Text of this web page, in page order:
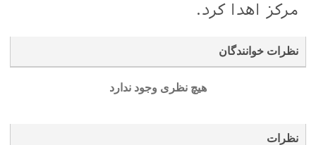
مرکز اهدا کرد.
نظرات خوانندگان
هیچ نظری وجود ندارد
نظرات